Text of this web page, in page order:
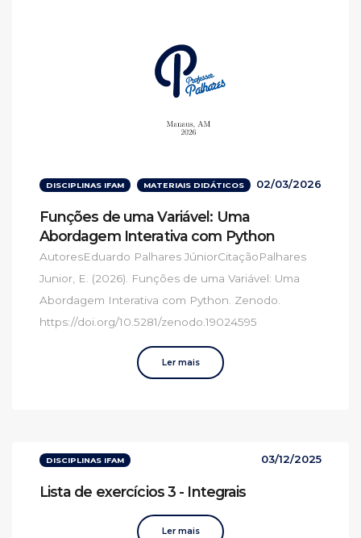
DISCIPLINAS IFAM MATERIAIS DIDÁTICOS 02/03/2026
Funções de uma Variável: Uma
Abordagem Interativa com Python
AutoresEduardo Palhares JúniorCitaçãoPalhares
Junior, E. (2026). Funções de uma Variável: Uma
Abordagem Interativa com Python. Zenodo.
https://doi.org/10.5281/zenodo.19024595
Ler mais
DISCIPLINAS IFAM 03/12/2025
Lista de exercícios 3 - Integrais
Ler mais